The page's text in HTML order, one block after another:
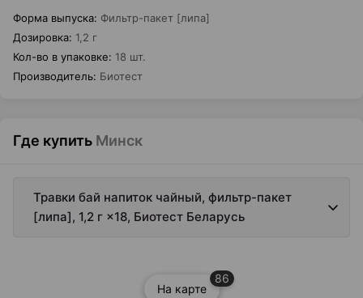
Форма выпуска: Фильтр-пакет [липа]
Дозировка: 1,2 г
Кол-во в упаковке: 18 шт.
Производитель: Биотест
Где купить Минск
Травки бай напиток чайный, фильтр-пакет
[липа], 1,2 г ×18, Биотест Беларусь
На карте
86